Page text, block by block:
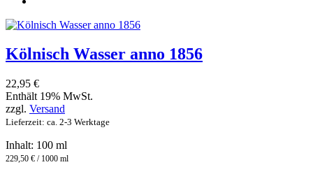
Kölnisch Wasser anno 1856
22,95 €
Enthält 19% MwSt.
zzgl. Versand
Lieferzeit: ca. 2-3 Werktage
Inhalt: 100 ml
229,50 € / 1000 ml